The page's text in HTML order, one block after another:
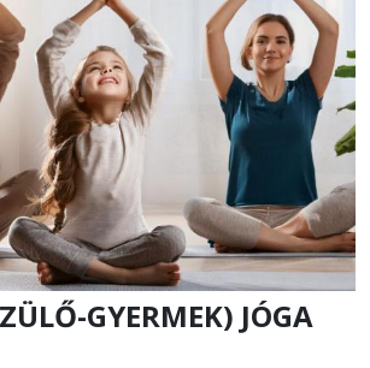
GYERMEK) JÓGA